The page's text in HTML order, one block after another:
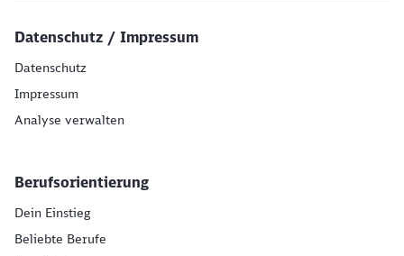
Datenschutz / Impressum
Datenschutz
Impressum
Analyse verwalten
Berufsorientierung
Dein Einstieg
Beliebte Berufe